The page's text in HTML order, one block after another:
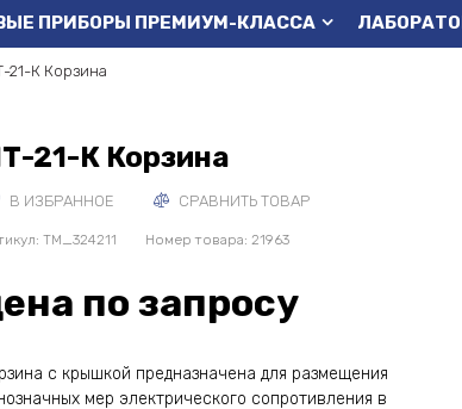
ПРИБОРЫ ПРЕМИУМ-КЛАССА
21-К Корзина
21-К Корзина
В ИЗБРАННОЕ СРАВНИТЬ ТОВАР
TM_324211 Номер товара: 21963
по запросу
с крышкой предназначена для размещения
мер электрического сопротивления в